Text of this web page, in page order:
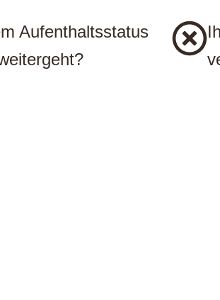
Aufenthaltsstatus